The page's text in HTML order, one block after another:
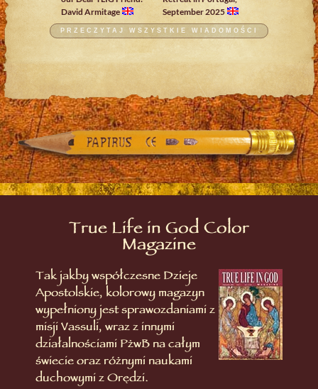
David Armitage
September 2025
PRZECZYTAJ WSZYSTKIE WIADOMOŚCI
True Life in God Color
Magazine
Tak jakby współczesne Dzieje
Apostolskie, kolorowy magazyn
wypełniony jest sprawozdaniami z
misji Vassuli, wraz z innymi
działalnościami PżwB na całym
świecie oraz różnymi naukami
duchowymi z Orędzi.